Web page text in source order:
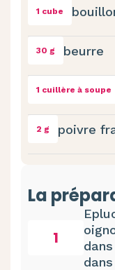
1 cube
30 g beurre
1 cuillère à soupe
2 g poivre
La
1